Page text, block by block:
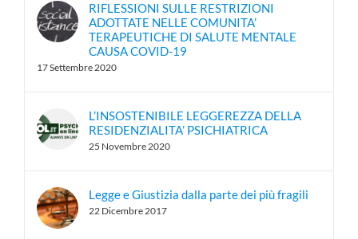
RIFLESSIONI SULLE RESTRIZIONI
ADOTTATE NELLE COMUNITA’
TERAPEUTICHE DI SALUTE MENTALE
CAUSA COVID-19
17 Settembre 2020
L’INSOSTENIBILE LEGGEREZZA DELLA
RESIDENZIALITA’ PSICHIATRICA
25 Novembre 2020
Legge e Giustizia dalla parte dei più fragili
22 Dicembre 2017